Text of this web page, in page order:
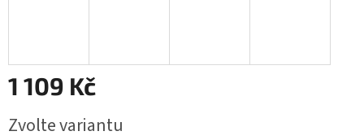
1 109 Kč
cena:
Zvolte variantu